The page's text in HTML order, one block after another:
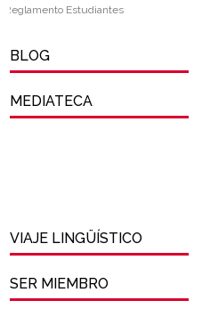
Reglamento Estudiantes
BLOG
MEDIATECA
VIAJE LINGÜÍSTICO
SER MIEMBRO